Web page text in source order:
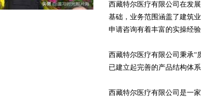
西藏特尔医疗有限公司在发
基础，业务范围涵盖了建筑
申请咨询有着丰富的实操经
西藏特尔医疗有限公司秉承“
已建立起完善的产品结构体
西藏特尔医疗有限公司是一